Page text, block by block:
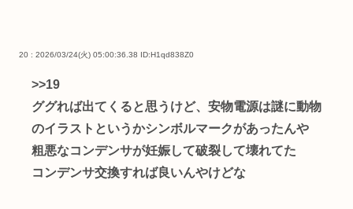
20 : 2026/03/24(火) 05:00:36.38 ID:H1qd838Z0
>>19
ググれば出てくると思うけど、安物電源は謎に動物
のイラストというかシンボルマークがあったんや
粗悪なコンデンサが妊娠して破裂して壊れてた
コンデンサ交換すれば良いんやけどな